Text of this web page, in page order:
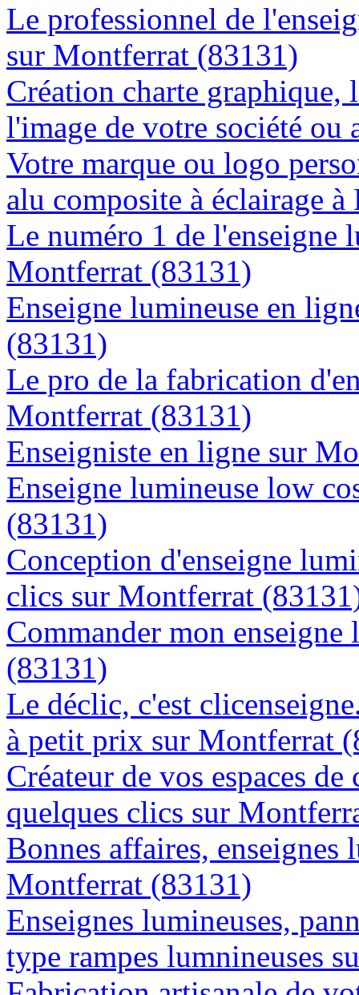
Le professionnel de
sur Montferrat (83131)
Création charte graphique,
l'image de votre société
Votre marque ou logo
alu composite à éclairage
Le numéro 1 de l'enseigne
Montferrat (83131)
Enseigne lumineuse en
(83131)
Le pro de la fabrication
Montferrat (83131)
Enseigniste en ligne sur
Enseigne lumineuse low
(83131)
Conception d'enseigne
clics sur Montferrat
Commander mon
(83131)
Le déclic, c'est
à petit prix sur Montferrat
Créateur de vos espaces
quelques clics sur
Bonnes affaires, enseignes
Montferrat (83131)
Enseignes lumineuses,
type rampes lumnineuses